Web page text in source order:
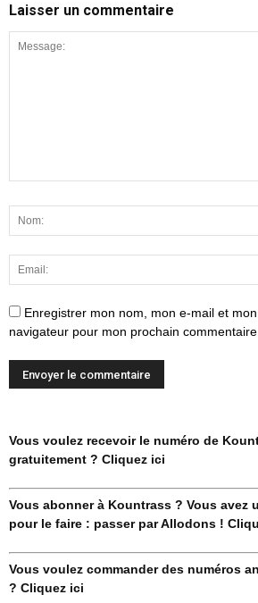
Laisser un commentaire
Enregistrer mon nom, mon e-mail et
navigateur pour mon prochain commentaire.
Vous voulez recevoir le numéro de
gratuitement ? Cliquez ici
Vous abonner à Kountrass ? Vous avez
pour le faire : passer par Allodons !
Vous voulez commander des numéros
? Cliquez ici